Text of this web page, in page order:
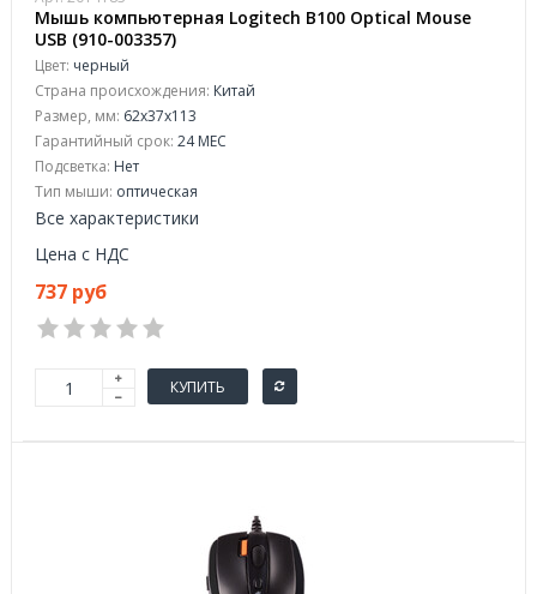
Мышь компьютерная Logitech B100 Optical Mouse
USB (910-003357)
Цвет: черный
Страна происхождения: Китай
Размер, мм: 62x37x113
Гарантийный срок: 24 МЕС
Подсветка: Нет
Тип мыши: оптическая
Все характеристики
Цена с НДС
737 руб
КУПИТЬ